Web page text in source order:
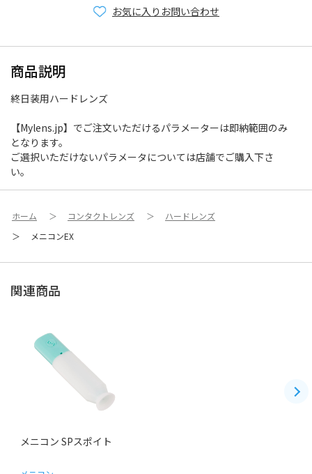
お問い合わせ
お気に入り
商品説明
終日装用ハードレンズ
【Mylens.jp】でご注文いただけるパラメーターは即納範囲のみ
となります。
ご選択いただけないパラメータについては店舗でご購入下さ
い。
ホーム ＞ コンタクトレンズ ＞
ハードレンズ
＞
メニコンEX
関連商品
メニコン SPスポイト